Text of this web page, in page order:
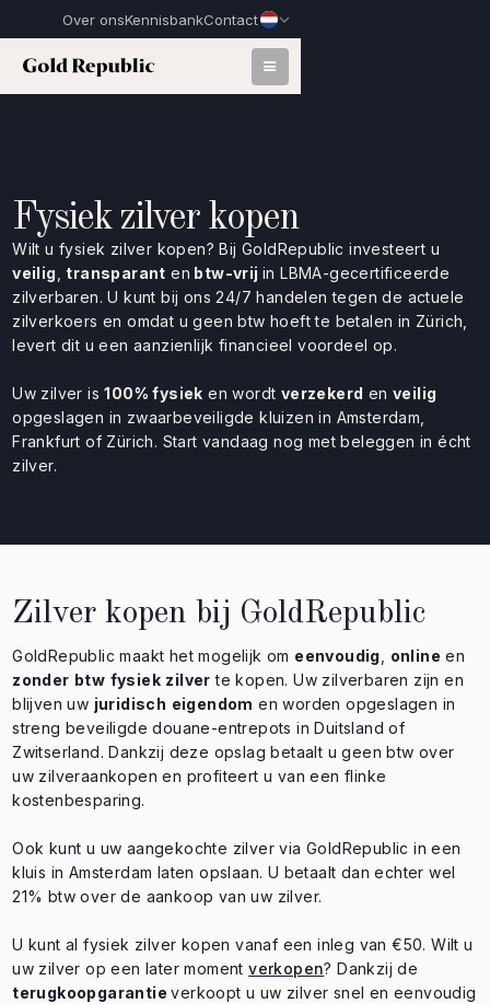
Over onsKennisbankContact
Fysiek zilver kopen
Wilt u fysiek zilver kopen? Bij GoldRepublic investeert u
veilig
transparant en btw-vrijin LBMA-gecertificeerde
zilverbaren. U kunt bij ons 24/7 handelen tegen de actuele
zilverkoers en omdat u geen btw hoeft te betalen in Zürich,
levert dit u een aanzienlijk financieel voordeel op.
Uw zilver is100% fysiek en wordt verzekerd enveilig
opgeslagen in zwaarbeveiligde kluizen in Amsterdam,
Frankfurt of Zürich. Start vandaag nog met beleggen in écht
zilver.
Zilver kopen bij GoldRepublic
GoldRepublic maakt het mogelijk om eenvoudig online en
zonder btw fysiek zilver te kopen. Uw zilverbaren zijn en
blijven uw juridisch eigendom en worden opgeslagen in
streng beveiligde douane-entrepots in Duitsland of
Zwitserland. Dankzij deze opslag betaalt u geen btw over
uw zilveraankopen en profiteert u van een flinke
kostenbesparing.
Ook kunt u uw aangekochte zilver via GoldRepublic in een
kluis in Amsterdam laten opslaan. U betaalt dan echter wel
21% btw over de aankoop van uw zilver.
U kunt al fysiek zilver kopen vanaf een inleg van €50. Wilt u
uw zilver op een later momentverkopen? Dankzij de
terugkoopgarantieverkoopt u uw zilver snel en eenvoudig